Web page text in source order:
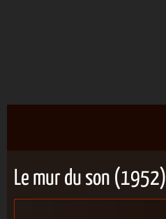
Le mur du son (1952)